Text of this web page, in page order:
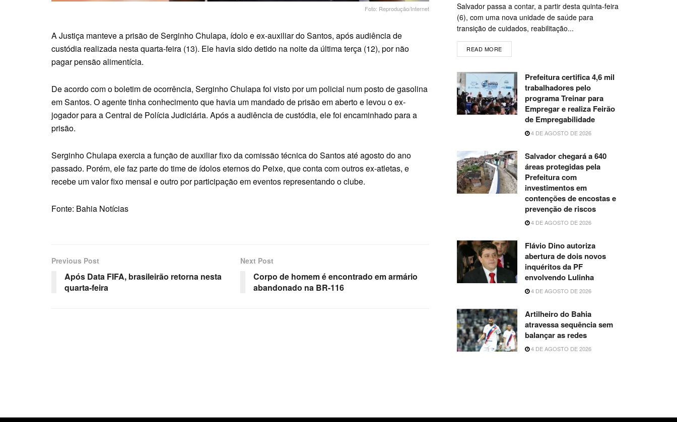
Foto: Reprodução/Internet
A Justiça manteve a prisão de Serginho Chulapa, ídolo e ex-auxiliar do Santos, após audiência de
custódia realizada nesta quarta-feira (13). Ele havia sido detido na noite da última terça (12), por não
pagar pensão alimentícia.
De acordo com o boletim de ocorrência, Serginho Chulapa foi visto por um policial num posto de gasolina
em Santos. O agente tinha conhecimento que havia um mandado de prisão em aberto e levou o ex-
jogador para a Central de Polícia Judiciária. Após a audiência de custódia, ele foi encaminhado para a
prisão.
Serginho Chulapa exercia a função de auxiliar fixo da comissão técnica do Santos até agosto do ano
passado. Porém, ele faz parte do time de ídolos eternos do Peixe, que conta com outros ex-atletas, e
recebe um valor fixo mensal e outro por participação em eventos representando o clube.
Fonte: Bahia Notícias
Previous Post
Após Data FIFA, brasileirão retorna nesta
quarta-feira
Next Post
Corpo de homem é encontrado em armário
abandonado na BR-116
Salvador passa a contar, a partir desta quinta-feira
(6), com uma nova unidade de saúde para
transição de cuidados, reabilitação...
READ MORE
Prefeitura certifica 4,6 mil
trabalhadores pelo
programa Treinar para
Empregar e realiza Feirão
de Empregabilidade
4 DE AGOSTO DE 2026
Salvador chegará a 640
áreas protegidas pela
Prefeitura com
investimentos em
contenções de encostas e
prevenção de riscos
4 DE AGOSTO DE 2026
Flávio Dino autoriza
abertura de dois novos
inquéritos da PF
envolvendo Lulinha
4 DE AGOSTO DE 2026
Artilheiro do Bahia
atravessa sequência sem
balançar as redes
4 DE AGOSTO DE 2026